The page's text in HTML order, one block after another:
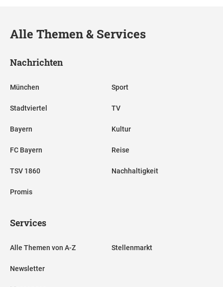
Alle Themen & Services
Nachrichten
München
Stadtviertel
Bayern
FC Bayern
TSV 1860
Promis
Sport
TV
Kultur
Reise
Nachhaltigkeit
Services
Alle Themen von A-Z
Newsletter
Stellenmarkt